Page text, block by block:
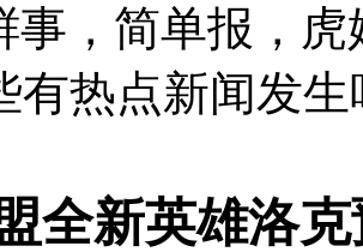
事，简单报，
有热点新闻发生
全新英雄洛